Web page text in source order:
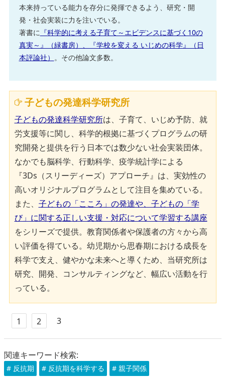
本来持っている能力を存分に発揮できるよう、研究・開
発・社会実装に力を注いでいる。
著書に 『科学的に考える子育て～エビデンスに基づく10の
真実～』（緑書房）、『学校を変える いじめの科学』（日
本評論社） 。その他論文多数。
子どもの発達科学研究所
子どもの発達科学研究所は、子育て、いじめ予防、就
労支援等に関し、科学的根拠に基づくプログラムの研
究開発と提供を行う日本では数少ない社会実装団体。
なかでも脳科学、行動科学、疫学統計学による
『3Ds（スリーディーズ）アプローチ』は、実効性の
高いオリジナルプログラムとして注目を集めている。
また、 子どもの「こころ」の発達や、子どもの「学
び」に関する正しい支援・対応について学習する講座
をシリーズで提供。教育関係者や保護者の方々から高
い評価を得ている。幼児期から思春期における成長を
科学で支え、健やかな未来へと導くため、当研究所は
研究、開発、コンサルティングなど、幅広い活動を行
っている。
1 2 3
関連キーワード検索:
# 反抗期 # 反抗期を科学する # 親子関係